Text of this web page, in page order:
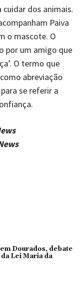
dos animais.
Paiva
o mascote. O
por um amigo que
O termo que
abreviação
se referir a
Dourados, debate
Lei Maria da